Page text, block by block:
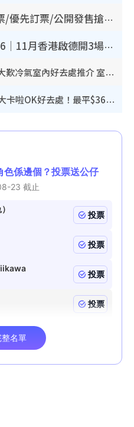
人夫集團｜Klook套票/優先訂票/公開發售搶飛攻略！附票價.購票連結.場地座位表
BIGBANG演唱會2026｜11月香港啟德開3場！實名制VIP申請、優先購票攻略
香港室內好去處｜逾35大歎冷氣室內好去處推介 室內活動免費避雨無懼落雨
唱K推介2026︱全港13大卡啦OK好去處！最平$36起 日文K都有！(附地址+收費詳情)